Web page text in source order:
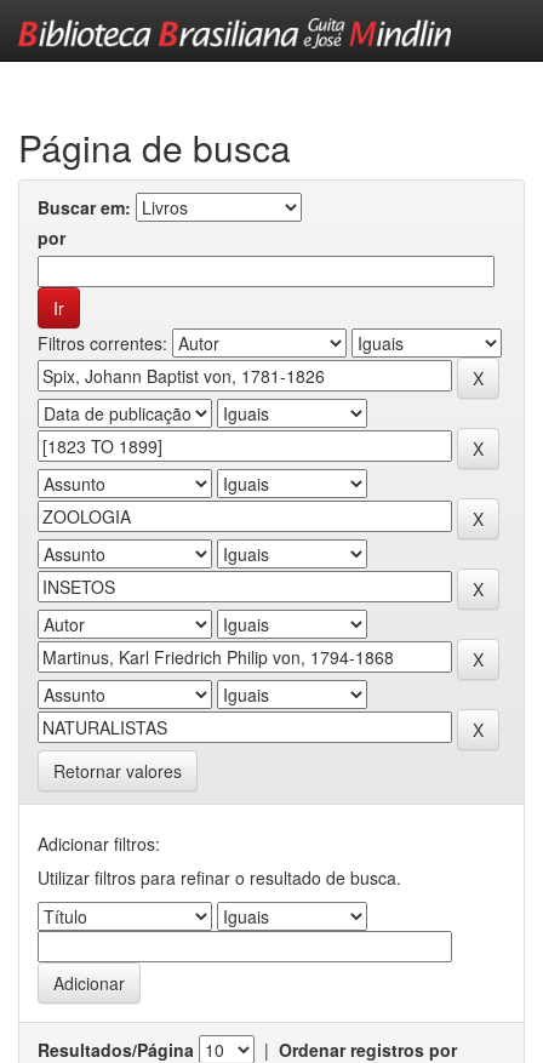
Página de busca
Buscar em:
por
Filtros correntes:
Retornar valores
Adicionar filtros:
Utilizar filtros para refinar o resultado de busca.
Resultados/Página | Ordenar registros por